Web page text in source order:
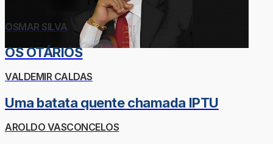
OSMAR SILVA
OS OTÁRIOS
VALDEMIR CALDAS
Uma batata quente chamada IPTU
AROLDO VASCONCELOS